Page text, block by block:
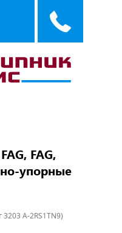
FAG,
упорные
3203 A-2RS1TN9)